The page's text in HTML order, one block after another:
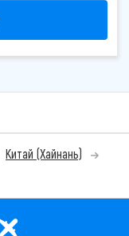
Китай (Хайнань)